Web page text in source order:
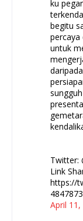
ku
begitu
percaya
untuk
Twitter:
Link
https://
4847873
April 11,